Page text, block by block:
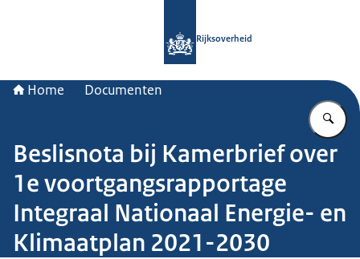
Rijksoverheid
Home Documenten
Beslisnota bij Kamerbrief over
1e voortgangsrapportage
Integraal Nationaal Energie- en
Klimaatplan 2021-2030